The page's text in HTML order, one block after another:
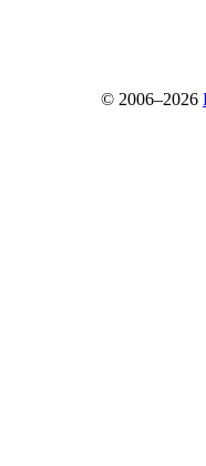
© 2006–2026